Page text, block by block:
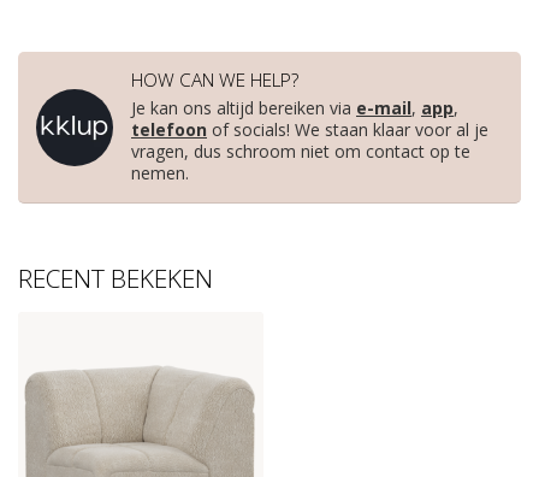
HOW CAN WE HELP?
Je kan ons altijd bereiken via e-mail, app,
telefoon of socials! We staan klaar voor al je
vragen, dus schroom niet om contact op te
nemen.
RECENT BEKEKEN